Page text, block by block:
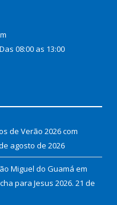
08:00 as 13:00
de Verão 2026 com
agosto de 2026
Miguel do Guamá em
para Jesus 2026. 21 de